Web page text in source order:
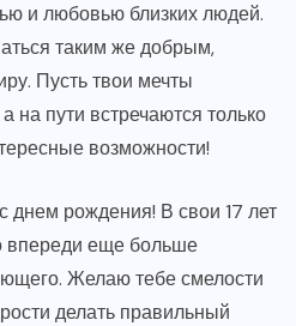
и любовью близких людей.
таким же добрым,
Пусть твои мечты
на пути встречаются только
возможности!
днем рождения! В свои 17 лет
впереди еще больше
Желаю тебе смелости
делать правильный